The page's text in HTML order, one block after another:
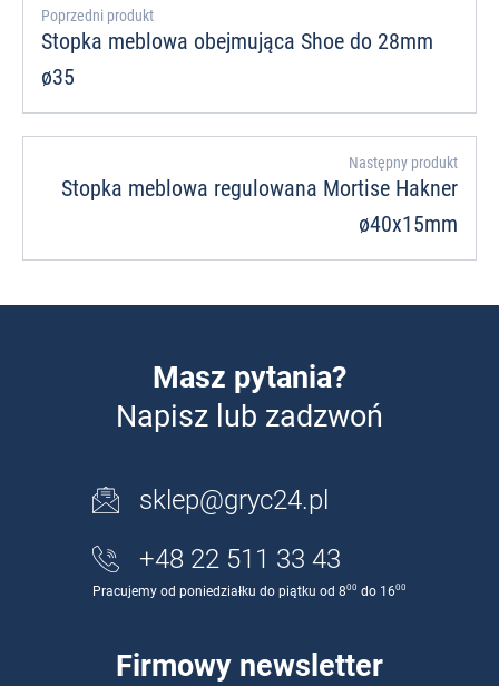
Poprzedni produkt
Stopka meblowa obejmująca Shoe do 28mm
ø35
Następny produkt
Stopka meblowa regulowana Mortise Hakner
ø40x15mm
Masz pytania?
Napisz lub zadzwoń
sklep@gryc24.pl
+48 22 511 33 43
Pracujemy od poniedziałku do piątku od 800 do 1600
Firmowy newsletter